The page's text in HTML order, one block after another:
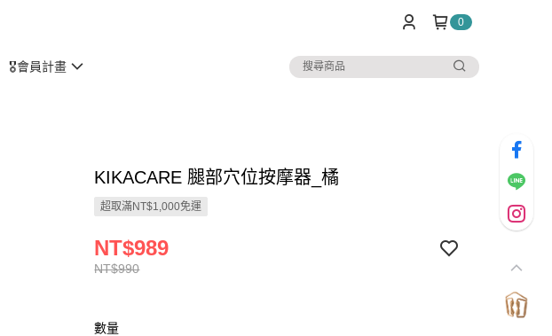
0
🎖️會員計畫
KIKACARE 腿部穴位按摩器_橘
超取滿NT$1,000免運
NT$990
NT$989
數量